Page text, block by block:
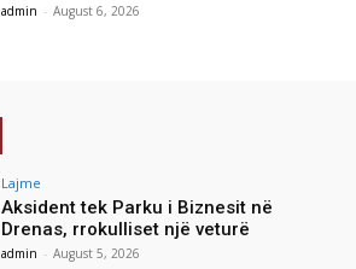
admin - August 6, 2026
Lajme
Aksident tek Parku i Biznesit në
Drenas, rrokulliset një veturë
admin - August 5, 2026